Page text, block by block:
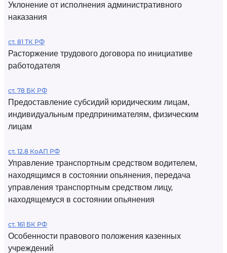
Уклонение от исполнения административного
наказания
ст. 81 ТК РФ
Расторжение трудового договора по инициативе
работодателя
ст. 78 БК РФ
Предоставление субсидий юридическим лицам,
индивидуальным предпринимателям, физическим
лицам
ст. 12.8 КоАП РФ
Управление транспортным средством водителем,
находящимся в состоянии опьянения, передача
управления транспортным средством лицу,
находящемуся в состоянии опьянения
ст. 161 БК РФ
Особенности правового положения казенных
учреждений